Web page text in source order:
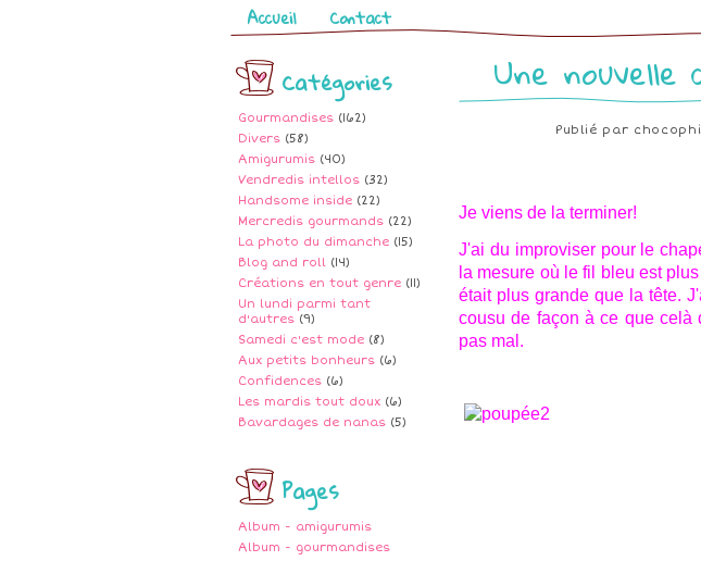
Pages
Accueil Contact
Catégories
Gourmandises (162)
Divers (58)
Amigurumis (40)
Vendredis intellos (32)
Handsome inside (22)
Mercredis gourmands (22)
La photo du dimanche (15)
Blog and roll (14)
Créations en tout genre (11)
Un lundi parmi tant
d'autres (9)
Samedi c'est mode (8)
Aux petits bonheurs (6)
Confidences (6)
Les mardis tout doux (6)
Bavardages de nanas (5)
Pages
Album - amigurumis
Album - gourmandises
Une nouvelle
Publié par
Je viens de la terminer!
J'ai du improviser pour le
la mesure où le fil bleu est
était plus grande que la tête.
cousu de façon à ce que celà
pas mal.